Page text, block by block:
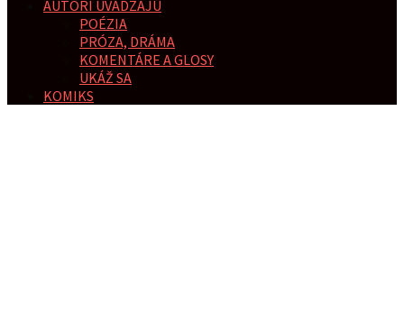
AUTORI UVÁDZAJÚ
POÉZIA
PRÓZA, DRÁMA
KOMENTÁRE A GLOSY
UKÁŽ SA
KOMIKS